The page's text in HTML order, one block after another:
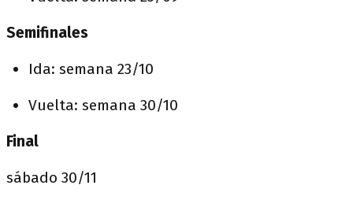
Semifinales
Ida: semana 23/10
Vuelta: semana 30/10
Final
sábado 30/11